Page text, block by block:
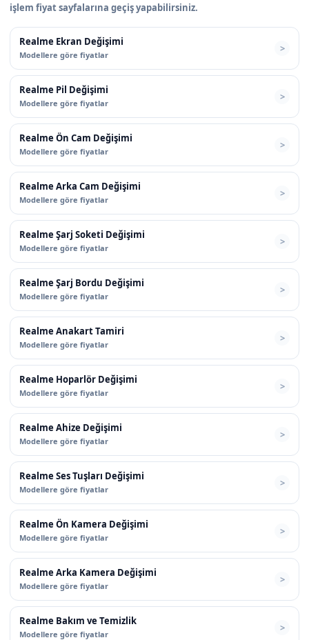
işlem fiyat sayfalarına geçiş yapabilirsiniz.
Realme Ekran Değişimi
Modellere göre fiyatlar
Realme Pil Değişimi
Modellere göre fiyatlar
Realme Ön Cam Değişimi
Modellere göre fiyatlar
Realme Arka Cam Değişimi
Modellere göre fiyatlar
Realme Şarj Soketi Değişimi
Modellere göre fiyatlar
Realme Şarj Bordu Değişimi
Modellere göre fiyatlar
Realme Anakart Tamiri
Modellere göre fiyatlar
Realme Hoparlör Değişimi
Modellere göre fiyatlar
Realme Ahize Değişimi
Modellere göre fiyatlar
Realme Ses Tuşları Değişimi
Modellere göre fiyatlar
Realme Ön Kamera Değişimi
Modellere göre fiyatlar
Realme Arka Kamera Değişimi
Modellere göre fiyatlar
Realme Bakım ve Temizlik
Modellere göre fiyatlar